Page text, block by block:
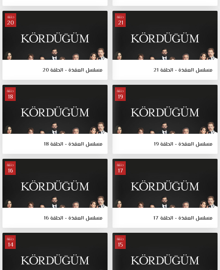
حلقة
21
مسلسل العقدة - الحلقة 21
حلقة
20
مسلسل العقدة - الحلقة 20
حلقة
19
مسلسل العقدة - الحلقة 19
حلقة
18
مسلسل العقدة - الحلقة 18
حلقة
17
مسلسل العقدة - الحلقة 17
حلقة
16
مسلسل العقدة - الحلقة 16
حلقة
15
حلقة
14